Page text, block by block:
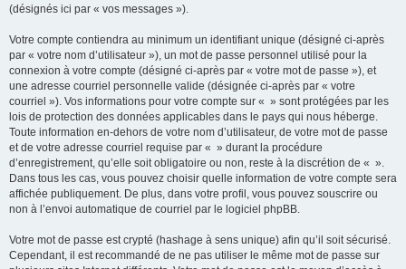
(désignés ici par « vos messages »).
Votre compte contiendra au minimum un identifiant unique (désigné ci-après
par « votre nom d’utilisateur »), un mot de passe personnel utilisé pour la
connexion à votre compte (désigné ci-après par « votre mot de passe »), et
une adresse courriel personnelle valide (désignée ci-après par « votre
courriel »). Vos informations pour votre compte sur « » sont protégées par les
lois de protection des données applicables dans le pays qui nous héberge.
Toute information en-dehors de votre nom d’utilisateur, de votre mot de passe
et de votre adresse courriel requise par « » durant la procédure
d’enregistrement, qu’elle soit obligatoire ou non, reste à la discrétion de « ».
Dans tous les cas, vous pouvez choisir quelle information de votre compte sera
affichée publiquement. De plus, dans votre profil, vous pouvez souscrire ou
non à l’envoi automatique de courriel par le logiciel phpBB.
Votre mot de passe est crypté (hashage à sens unique) afin qu’il soit sécurisé.
Cependant, il est recommandé de ne pas utiliser le même mot de passe sur